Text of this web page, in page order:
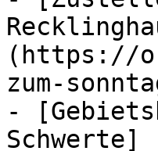
(https://
zum-
-
Schwerte]